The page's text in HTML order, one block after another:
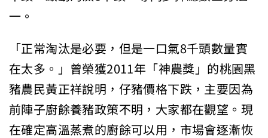
一。
「正常淘汰是必要，但是一口氣8千頭數量實
在太多。」曾榮獲2011年「神農獎」的桃園黑
豬農民黃正祥說明，仔豬價格下跌，主要因為
前陣子廚餘養豬政策不明，大家都在觀望。現
在確定高溫蒸煮的廚餘可以用，市場會逐漸恢